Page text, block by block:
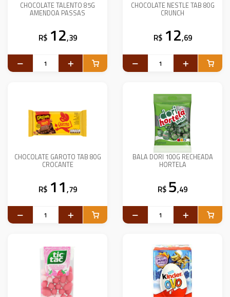
CHOCOLATE TALENTO 85G
AMENDOA PASSAS
R$ 12,39
CHOCOLATE NESTLE TAB 80G
CRUNCH
R$ 12,69
CHOCOLATE GAROTO TAB 80G
CROCANTE
R$ 11,79
BALA DORI 100G RECHEADA
HORTELA
R$ 5,49